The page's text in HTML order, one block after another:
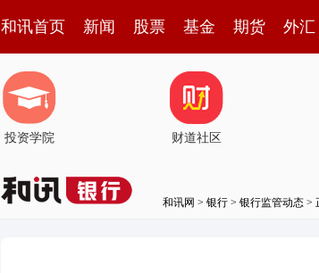
和讯首页 新闻 股票 基金 期货 外汇
投资学院 财道社区
和讯网 > 银行 > 银行监管动态 >